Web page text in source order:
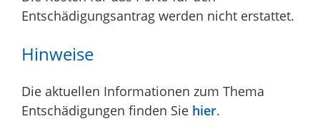
Entschädigungsantrag werden nicht erstattet.
Hinweise
Die aktuellen Informationen zum Thema
Entschädigungen finden Sie hier.